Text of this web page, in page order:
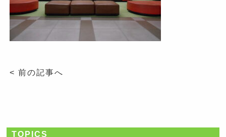
< 前の記事へ
TOPICS